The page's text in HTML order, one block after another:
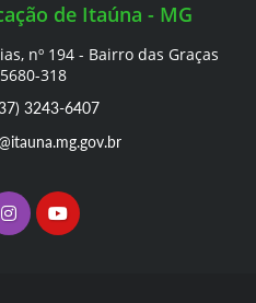
de Itaúna - MG
nº 194 - Bairro das Graças
318
3243-6407